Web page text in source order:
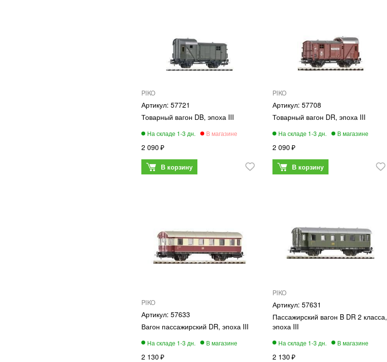
PIKO
57721
Товарный вагон DB, эпоха III
2 090
PIKO
57708
Товарный вагон DR, эпоха III
2 090
PIKO
57633
Вагон пассажирский DR, эпоха III
2 130
PIKO
57631
Пассажирский вагон B DR 2 класса,
эпоха III
2 130